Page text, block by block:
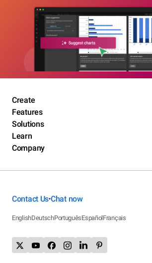
Create
Features
Solutions
Learn
Company
Contact Us•Chat now
EnglishDeutschPortuguêsEspañolFrançais